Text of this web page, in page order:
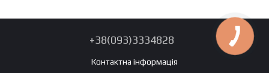
+38(093)3334828
Контактна інформація